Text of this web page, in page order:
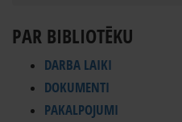
PAR BIBLIOTĒKU
DARBA LAIKI
DOKUMENTI
PAKALPOJUMI